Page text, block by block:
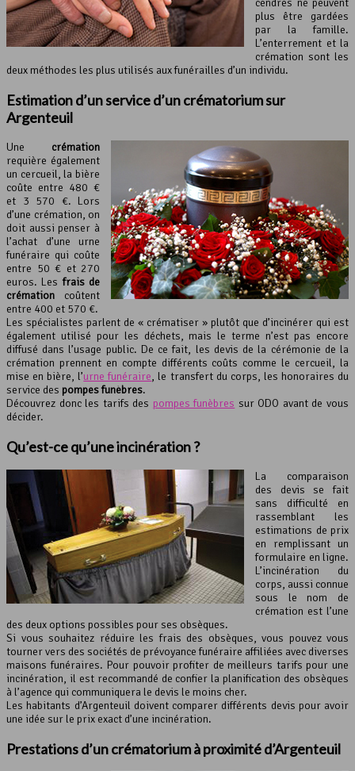
cendres ne peuvent
plus être gardées
par la famille.
L’enterrement et la
crémation sont les
deux méthodes les plus utilisés aux funérailles d’un individu.
Estimation d’un service d’un crématorium sur
Argenteuil
Une crémation
requière également
un cercueil, la bière
coûte entre 480 €
et 3 570 €. Lors
d’une crémation, on
doit aussi penser à
l’achat d’une urne
funéraire qui coûte
entre 50 € et 270
euros. Lesfrais de
crémation coûtent
entre 400 et 570 €.
Les spécialistes parlent de « crématiser » plutôt que d’incinérer qui est
également utilisé pour les déchets, mais le terme n’est pas encore
diffusé dans l’usage public. De ce fait, les devis de la cérémonie de la
crémation prennent en compte différents coûts comme le cercueil, la
mise en bière, l’urne funéraire, le transfert du corps, les honoraires du
service des pompes funèbres.
Découvrez donc les tarifs des pompes funèbres sur ODO avant de vous
décider.
Qu’est-ce qu’uneincinération?
La comparaison
des devis se fait
sans difficulté en
rassemblant les
estimations de prix
en remplissant un
formulaire en ligne.
L’incinération du
corps, aussi connue
sous le nom de
crémation est l’une
des deux options possibles pour ses obsèques.
Si vous souhaitez réduire les frais des obsèques, vous pouvez vous
tourner vers des sociétés de prévoyance funéraire affiliées avec diverses
maisons funéraires. Pour pouvoir profiter de meilleurs tarifs pour une
incinération, il est recommandé de confier la planification des obsèques
à l’agence qui communiquera le devis le moins cher.
Les habitants d’Argenteuil doivent comparer différents devis pour avoir
une idée sur le prix exact d’une incinération.
Prestations d’un crématorium à proximité d’Argenteuil